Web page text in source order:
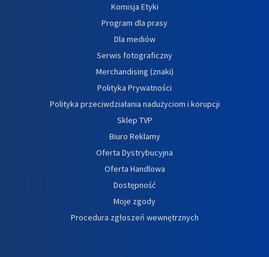
Komisja Etyki
Program dla prasy
Dla mediów
Serwis fotograficzny
Merchandising (znaki)
Polityka Prywatności
Polityka przeciwdziałania nadużyciom i korupcji
Sklep TVP
Biuro Reklamy
Oferta Dystrybucyjna
Oferta Handlowa
Dostępność
Moje zgody
Procedura zgłoszeń wewnętrznych